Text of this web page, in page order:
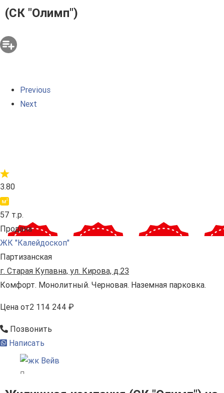
(СК "Олимп")
Previous
Next
3.80
57 т.р.
Продана
ЖК "Калейдоскоп"
Партизанская
г. Старая Купавна, ул. Кирова, д.23
Комфорт. Монолитный. Черновая. Наземная парковка.
Цена от2 114 244 ₽
Позвонить
Написать